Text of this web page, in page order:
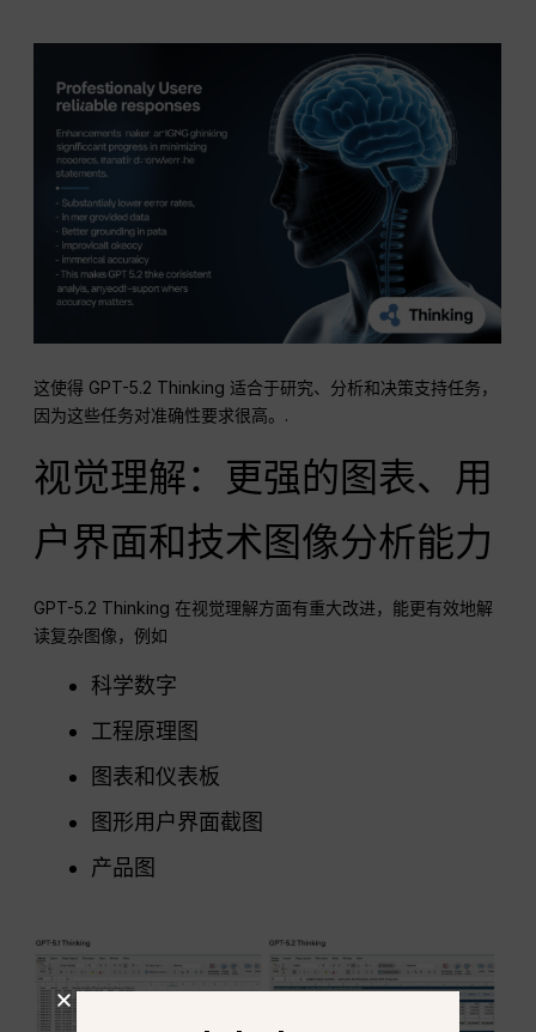
这使得 GPT-5.2 Thinking 适合于研究、分析和决策支持任务，
因为这些任务对准确性要求很高。.
视觉理解：更强的图表、用
户界面和技术图像分析能力
GPT-5.2 Thinking 在视觉理解方面有重大改进，能更有效地解
读复杂图像，例如
科学数字
工程原理图
图表和仪表板
图形用户界面截图
产品图